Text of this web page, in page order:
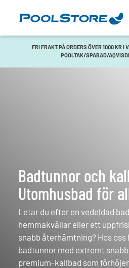
FRI FRAKT PÅ ORDERS ÖVER 1000 KR I
POOLTAK/SPABAD/
Badtunnor och
Utomhusbad för
Letar du efter en vedeldad
hemmakvällar eller ett
snabb återhämtning? Hos
badtunnor med extremt
premium-kallbad som